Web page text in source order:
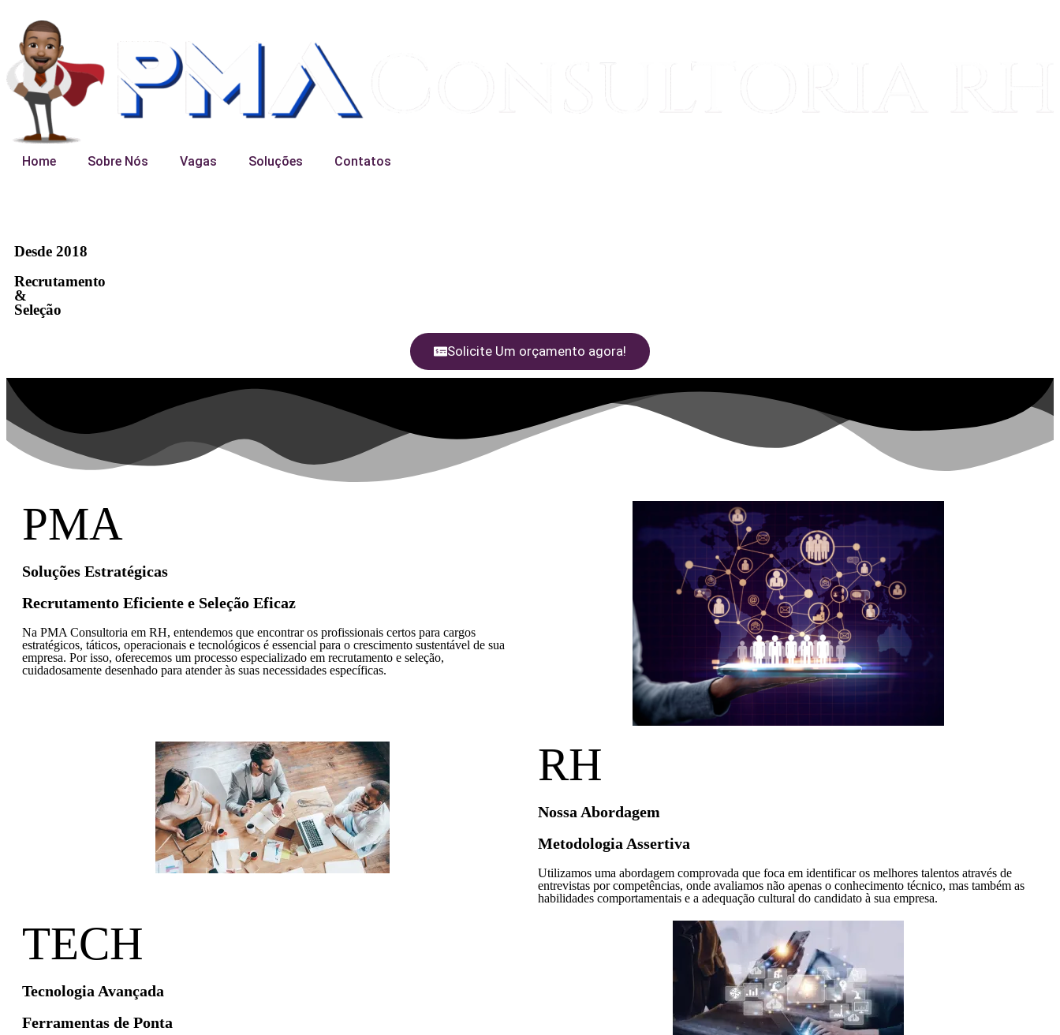
Home Sobre Nós Vagas Soluções Contatos
Desde 2018
Recrutamento
&
Seleção
Solicite Um orçamento agora!
PMA
Soluções Estratégicas
Recrutamento Eficiente e Seleção Eficaz
Na PMA Consultoria em RH, entendemos que encontrar os profissionais certos para cargos
estratégicos, táticos, operacionais e tecnológicos é essencial para o crescimento sustentável de sua
empresa. Por isso, oferecemos um processo especializado em recrutamento e seleção,
cuidadosamente desenhado para atender às suas necessidades específicas.
RH
Nossa Abordagem
Metodologia Assertiva
Utilizamos uma abordagem comprovada que foca em identificar os melhores talentos através de
entrevistas por competências, onde avaliamos não apenas o conhecimento técnico, mas também as
habilidades comportamentais e a adequação cultural do candidato à sua empresa.
TECH
Tecnologia Avançada
Ferramentas de Ponta